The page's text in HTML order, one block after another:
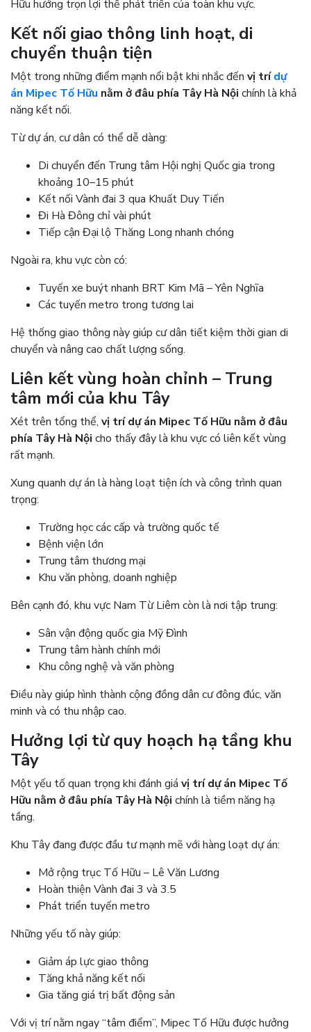
Hữu hưởng trọn lợi thế phát triển của toàn khu vực.
Kết nối giao thông linh hoạt, di
chuyển thuận tiện
Một trong những điểm mạnh nổi bật khi nhắc đến vị trídự
án Mipec Tố Hữu nằm ở đâu phía Tây Hà Nội chính là khả
năng kết nối.
Từ dự án, cư dân có thể dễ dàng:
Di chuyển đến Trung tâm Hội nghị Quốc gia trong
khoảng 10–15 phút
Kết nối Vành đai 3 qua Khuất Duy Tiến
Đi Hà Đông chỉ vài phút
Tiếp cận Đại lộ Thăng Long nhanh chóng
Ngoài ra, khu vực còn có:
Tuyến xe buýt nhanh BRT Kim Mã – Yên Nghĩa
Các tuyến metro trong tương lai
Hệ thống giao thông này giúp cư dân tiết kiệm thời gian di
chuyển và nâng cao chất lượng sống.
Liên kết vùng hoàn chỉnh – Trung
tâm mới của khu Tây
Xét trên tổng thể, vị trí dự án Mipec Tố Hữu nằm ở đâu
phía Tây Hà Nội cho thấy đây là khu vực có liên kết vùng
rất mạnh.
Xung quanh dự án là hàng loạt tiện ích và công trình quan
trọng:
Trường học các cấp và trường quốc tế
Bệnh viện lớn
Trung tâm thương mại
Khu văn phòng, doanh nghiệp
Bên cạnh đó, khu vực Nam Từ Liêm còn là nơi tập trung:
Sân vận động quốc gia Mỹ Đình
Trung tâm hành chính mới
Khu công nghệ và văn phòng
Điều này giúp hình thành cộng đồng dân cư đông đúc, văn
minh và có thu nhập cao.
Hưởng lợi từ quy hoạch hạ tầng khu
Tây
Một yếu tố quan trọng khi đánh giá vị trí dự án Mipec Tố
Hữu nằm ở đâu phía Tây Hà Nội chính là tiềm năng hạ
tầng.
Khu Tây đang được đầu tư mạnh mẽ với hàng loạt dự án:
Mở rộng trục Tố Hữu – Lê Văn Lương
Hoàn thiện Vành đai 3 và 3.5
Phát triển tuyến metro
Những yếu tố này giúp:
Giảm áp lực giao thông
Tăng khả năng kết nối
Gia tăng giá trị bất động sản
Với vị trí nằm ngay “tâm điểm”, Mipec Tố Hữu được hưởng